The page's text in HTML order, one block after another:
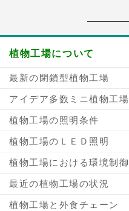
植物工場について
最新の閉鎖型植物工場
アイデア多数ミニ植物工場
植物工場の照明条件
植物工場のＬＥＤ照明
植物工場における環境制御
最近の植物工場の状況
植物工場と外食チェーン